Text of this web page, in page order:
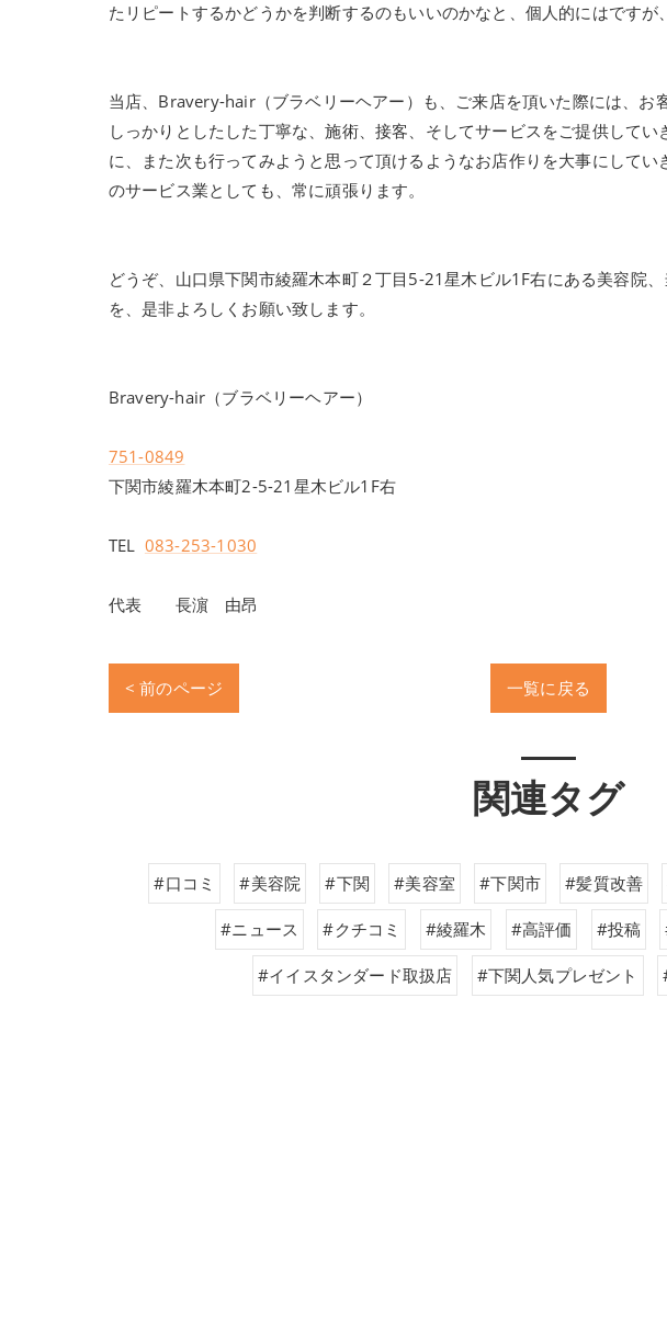
たリピートするかどうかを判断するのもいいのかなと、個人的にはですが
当店、Bravery-hair（ブラベリーヘアー）も、ご来店を頂いた際には、お
しっかりとしたした丁寧な、施術、接客、そしてサービスをご提供して
に、また次も行ってみようと思って頂けるようなお店作りを大事にして
のサービス業としても、常に頑張ります。
どうぞ、山口県下関市綾羅木本町２丁目5-21星木ビル1F右にある美容院
を、是非よろしくお願い致します。
Bravery-hair（ブラベリーヘアー）
751-0849
下関市綾羅木本町2-5-21星木ビル1F右
TEL 083-253-1030
代表 長濵 由昂
< 前のページ 一覧に戻る
関連タグ
#口コミ #美容院 #下関 #美容室 #下関市 #髪質改善
#ニュース #クチコミ #綾羅木 #高評価 #投稿
#イイスタンダード取扱店 #下関人気プレゼント